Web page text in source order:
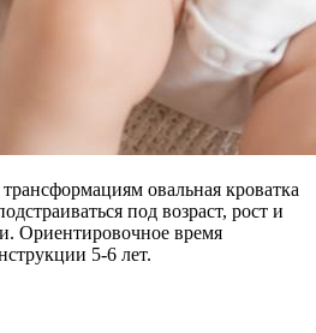
овальная кроватка
под возраст, рост и
Ориентировочное время
5-6 лет.